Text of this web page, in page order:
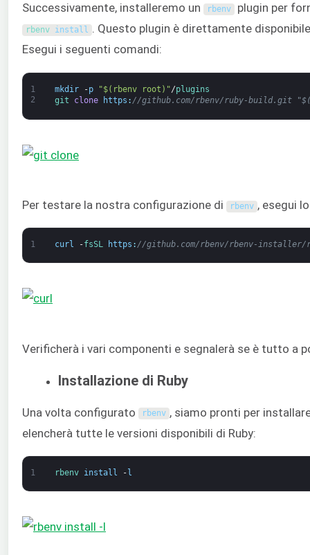
Successivamente, installeremo un rbenv plugin per
rbenv install . Questo plugin è direttamente
Esegui i seguenti comandi:
1
2
mkdir -p "$(rbenv root)"/plugins
git
clone https : //github.com/rbenv/ruby-build.git
Per testare la nostra configurazione di rbenv , esegui
1 curl -fsSL https : //github.com/rbenv/rbenv-installer/
Verificherà i vari componenti e segnalerà se è tutto a
Installazione di Ruby
Una volta configurato rbenv , siamo pronti per
elencherà tutte le versioni disponibili di Ruby:
1 rbenv install - l